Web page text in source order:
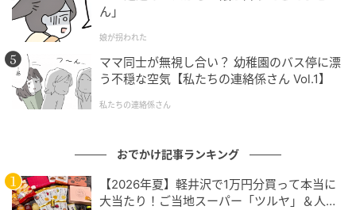
風呂桶を持つ人
ん」
娘が拐われた
ママ同士が無視し合い？ 幼稚園のバス停に漂
う不穏な空気【私たちの連絡係さん Vol.1】
私たちの連絡係さん
おでかけ記事ランキング
【2026年夏】軽井沢で1万円分買って本当に
大当たり！ご当地スーパー「ツルヤ」＆人気